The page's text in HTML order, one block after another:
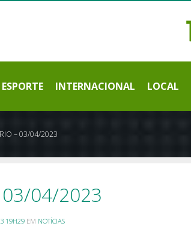
ESPORTE INTERNACIONAL LOCAL
– 03/04/2023
04/2023
19H29 EM NOTÍCIAS